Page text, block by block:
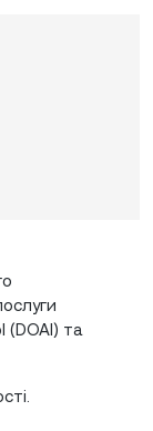
(DOAI) та